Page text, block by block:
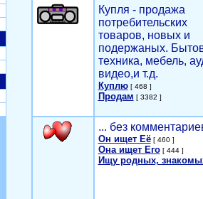
Купля - продажа
потребительских
товаров, новых и
подержаных.
техника, мебель,
видео,и т.д.
Куплю[ 468 ]
Продам [ 3382 ]
... без
Он ищет Её[ 460 ]
Она ищет Его[ 444 ]
Ищу родных,